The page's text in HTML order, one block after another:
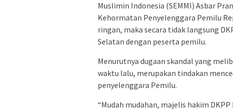
Muslimin Indonesia (SEMMI) Asbar
Kehormatan Penyelenggara Pemilu
ringan, maka secara tidak langsung
Selatan dengan peserta pemilu.
Menurutnya dugaan skandal yang
waktu lalu, merupakan tindakan
penyelenggara Pemilu.
“Mudah mudahan, majelis hakim